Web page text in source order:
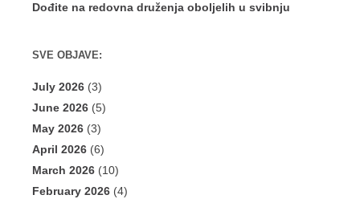
Dođite na redovna druženja oboljelih u svibnju
SVE OBJAVE:
July 2026 (3)
June 2026 (5)
May 2026 (3)
April 2026 (6)
March 2026 (10)
February 2026 (4)